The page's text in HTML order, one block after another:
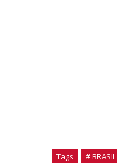
Tags # BRASIL